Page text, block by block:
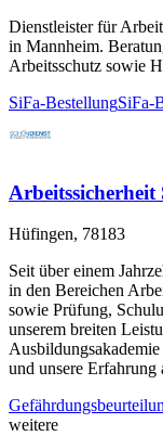
Dienstleister für
in Mannheim.
Arbeitsschutz sowie
SiFa-BestellungSiFa-
Hüfingen, 78183
Seit über einem
in den Bereichen
sowie Prüfung,
unserem breiten
und unsere
weitere